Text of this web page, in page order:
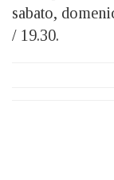
sabato,
/ 19.30.